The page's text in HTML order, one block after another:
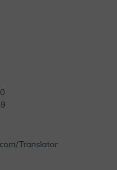
Translator